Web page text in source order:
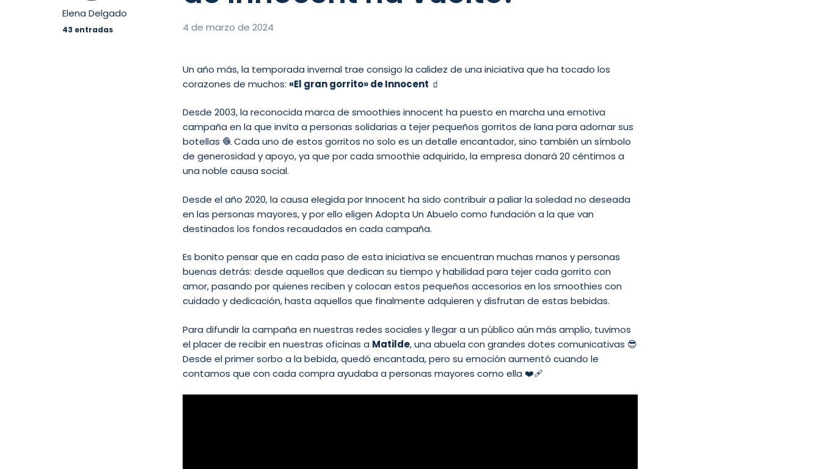
Elena Delgado
43 entradas 4 de marzo de 2024
Un año más, la temporada invernal trae consigo la calidez de una iniciativa que ha tocado los
corazones de muchos:«El gran gorrito» de Innocent 🧃
Desde 2003, la reconocida marca de smoothies innocent ha puesto en marcha una emotiva
campaña en la que invita a personas solidarias a tejer pequeños gorritos de lana para adornar sus
botellas 🧶 Cada uno de estos gorritos no solo es un detalle encantador, sino también un símbolo
de generosidad y apoyo, ya que por cada smoothie adquirido, la empresa donará 20 céntimos a
una noble causa social.
Desde el año 2020, la causa elegida por Innocent ha sido contribuir a paliar la soledad no deseada
en las personas mayores, y por ello eligen Adopta Un Abuelo como fundación a la que van
destinados los fondos recaudados en cada campaña.
Es bonito pensar que en cada paso de esta iniciativa se encuentran muchas manos y personas
buenas detrás: desde aquellos que dedican su tiempo y habilidad para tejer cada gorrito con
amor, pasando por quienes reciben y colocan estos pequeños accesorios en los smoothies con
cuidado y dedicación, hasta aquellos que finalmente adquieren y disfrutan de estas bebidas.
Para difundir la campaña en nuestras redes sociales y llegar a un público aún más amplio, tuvimos
el placer de recibir en nuestras oficinas a Matilde, una abuela con grandes dotes comunicativas 😎
Desde el primer sorbo a la bebida, quedó encantada, pero su emoción aumentó cuando le
contamos que con cada compra ayudaba a personas mayores como ella ❤️‍🩹